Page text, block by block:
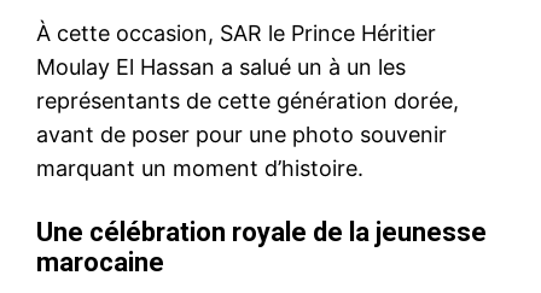
À cette occasion, SAR le Prince Héritier
Moulay El Hassan a salué un à un les
représentants de cette génération dorée,
avant de poser pour une photo souvenir
marquant un moment d’histoire.
Une célébration royale de la jeunesse
marocaine